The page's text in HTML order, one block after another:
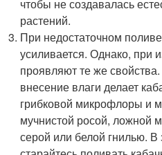
чтобы не создавалась
растений.
При недостаточном
усиливается. Однако, при
проявляют те же
внесение влаги делает
грибковой микрофлоры и
мучнистой росой, ложной
серой или белой гнилью.